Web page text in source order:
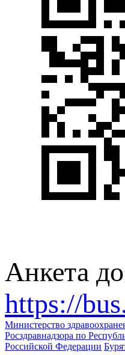
Анкета
https://
Министерство
Росздравнадзора по
Российской Федерации